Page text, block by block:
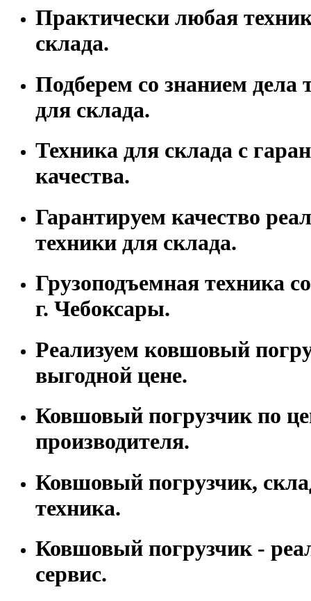
Практически любая
склада.
Подберем со знанием дела
для склада.
Техника для склада с
качества.
Гарантируем качество
техники для склада.
Грузоподъемная техника
г. Чебоксары.
Реализуем ковшовый
выгодной цене.
Ковшовый погрузчик по
производителя.
Ковшовый погрузчик,
техника.
Ковшовый погрузчик -
сервис.